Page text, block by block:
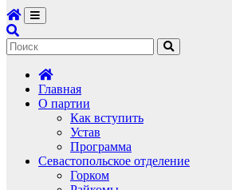
Главная
О партии
Как вступить
Устав
Программа
Севастопольское отделение
Горком